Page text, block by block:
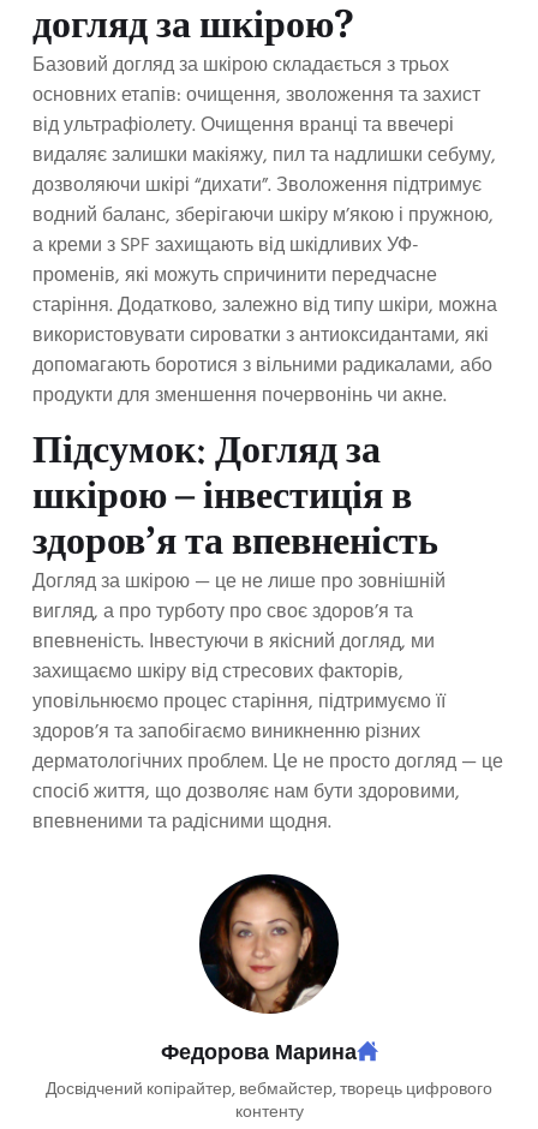
догляд за шкірою?
Базовий догляд за шкірою складається з трьох
основних етапів: очищення, зволоження та захист
від ультрафіолету. Очищення вранці та ввечері
видаляє залишки макіяжу, пил та надлишки себуму,
дозволяючи шкірі “дихати”. Зволоження підтримує
водний баланс, зберігаючи шкіру м’якою і пружною,
а креми з SPF захищають від шкідливих УФ-
променів, які можуть спричинити передчасне
старіння. Додатково, залежно від типу шкіри, можна
використовувати сироватки з антиоксидантами, які
допомагають боротися з вільними радикалами, або
продукти для зменшення почервонінь чи акне.
Підсумок: Догляд за
шкірою – інвестиція в
здоров’я та впевненість
Догляд за шкірою — це не лише про зовнішній
вигляд, а про турботу про своє здоров’я та
впевненість. Інвестуючи в якісний догляд, ми
захищаємо шкіру від стресових факторів,
уповільнюємо процес старіння, підтримуємо її
здоров’я та запобігаємо виникненню різних
дерматологічних проблем. Це не просто догляд — це
спосіб життя, що дозволяє нам бути здоровими,
впевненими та радісними щодня.
Федорова Марина
Досвідчений копірайтер, вебмайстер, творець цифрового
контенту